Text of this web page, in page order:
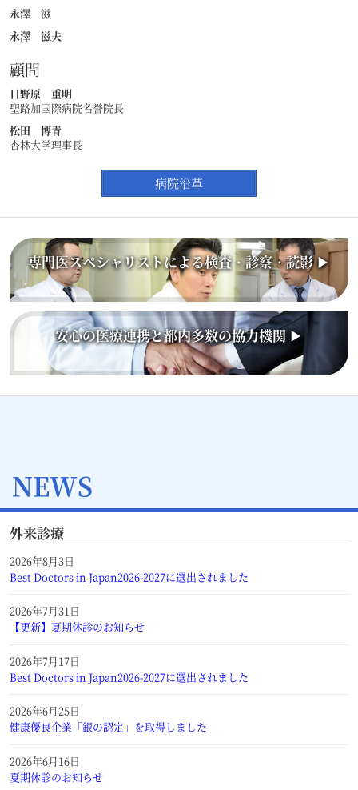
永澤 滋
永澤 滋夫
顧問
日野原 重明
聖路加国際病院名誉院長
松田 博青
杏林大学理事長
病院沿革
専門医スペシャリストによる検査・診察・読影 ▶
安心の医療連携と都内多数の協力機関 ▶
NEWS
外来診療
2026年8月3日
Best Doctors in Japan2026-2027に選出されました
2026年7月31日
【更新】夏期休診のお知らせ
2026年7月17日
Best Doctors in Japan2026-2027に選出されました
2026年6月25日
健康優良企業「銀の認定」を取得しました
2026年6月16日
夏期休診のお知らせ